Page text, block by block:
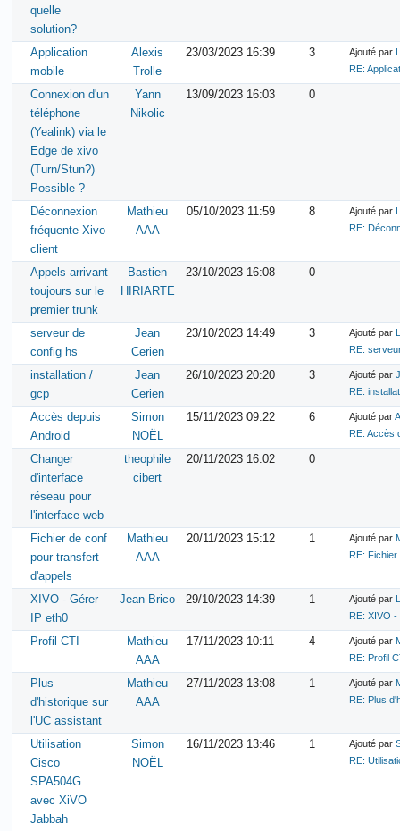
quelle
solution?
Application
mobile
Alexis
Trolle
23/03/2023 16:39 3 Ajouté par
RE:
Connexion d'un
téléphone
(Yealink) via le
Edge de xivo
(Turn/Stun?)
Possible ?
Yann
Nikolic
13/09/2023 16:03 0
Déconnexion
fréquente Xivo
client
Mathieu
AAA
05/10/2023 11:59 8 Ajouté par
RE:
Appels arrivant
toujours sur le
premier trunk
Bastien
HIRIARTE
23/10/2023 16:08 0
serveur de
config hs
Jean
Cerien
23/10/2023 14:49 3 Ajouté par
RE:
installation /
gcp
Jean
Cerien
26/10/2023 20:20 3 Ajouté par
RE:
Accès depuis
Android
Simon
NOËL
15/11/2023 09:22 6 Ajouté par
RE: Accès
Changer
d'interface
réseau pour
l'interface web
theophile
cibert
20/11/2023 16:02 0
Fichier de conf
pour transfert
d'appels
Mathieu
AAA
20/11/2023 15:12 1 Ajouté par
RE:
XIVO - Gérer
IP eth0
Jean Brico 29/10/2023 14:39 1 Ajouté par
RE: XIVO
Profil CTI
Mathieu
AAA
17/11/2023 10:11 4 Ajouté par
RE: Profil
Plus
d'historique sur
l'UC assistant
Mathieu
AAA
27/11/2023 13:08 1 Ajouté par
RE: Plus
Utilisation
Cisco
SPA504G
avec XiVO
Jabbah
Simon
NOËL
16/11/2023 13:46 1 Ajouté par
RE: